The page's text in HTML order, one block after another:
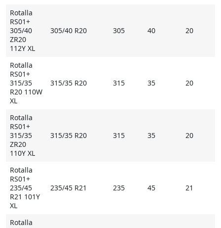
Rotalla
RS01+
305/40
ZR20
112Y XL
305/40 R20 305 40 20
Rotalla
RS01+
315/35
R20 110W
XL
315/35 R20 315 35 20
Rotalla
RS01+
315/35
ZR20
110Y XL
315/35 R20 315 35 20
Rotalla
RS01+
235/45
R21 101Y
XL
235/45 R21 235 45 21
Rotalla